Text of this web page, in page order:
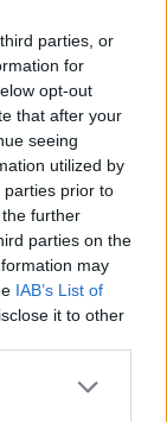
parties, or
for
opt-out
that after your
seeing
utilized by
parties prior to
further
parties on the
may
IAB’s List of
it to other
more Google
στα Άνω
την ΑΕΚ